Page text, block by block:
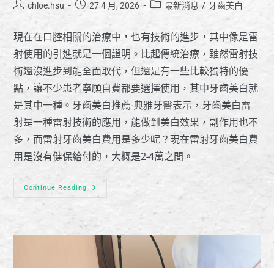
chloe.hsu 27 4 月, 2026 最新消息 / 牙齒美白
現在在口腔相關的治療中，也有技術的進步，其中像是雷
射使用的引進就是一個證明。比起傳統治療，雖然雷射技
術還沒進步到能全面取代，但還是有一些比較獨特的優
點，讓不少患者寧願自費都要選擇使用，其中牙齒美白就
是其中一種。牙齒美白推薦-典雅牙醫表示，牙齒美白雷
射是一種雷射技術的應用，能做到美白效果，副作用也不
多，而雷射牙齒美白費用是多少呢？現在雷射牙齒美白費
用是沒有健保給付的，大概是2-4萬之間。
Continue Reading